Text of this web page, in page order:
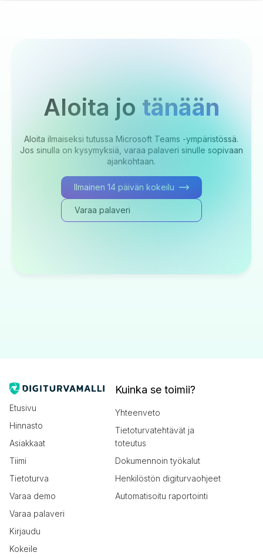
Aloita jo tänään
Aloita ilmaiseksi tutussa Microsoft Teams -ympäristössä.
Jos sinulla on kysymyksiä, varaa palaveri sinulle sopivaan
ajankohtaan.
Ilmainen 14 päivän kokeilu
Varaa palaveri
Etusivu
Hinnasto
Asiakkaat
Tiimi
Tietoturva
Varaa demo
Varaa palaveri
Kirjaudu
Kokeile
Kuinka se toimii?
Yhteenveto
Tietoturvatehtävät ja
toteutus
Dokumennoin työkalut
Henkilöstön digiturvaohjeet
Automatisoitu raportointi